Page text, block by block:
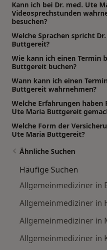
Kann ich bei Dr. med. Ute
Videosprechstunden
besuchen?
Welche Sprachen spricht
Buttgereit?
Wie kann ich einen Termin
Buttgereit buchen?
Wann kann ich einen
Buttgereit wahrnehmen?
Welche Erfahrungen
Ute Maria Buttgereit
Welche Form der
Ute Maria Buttgereit?
Ähnliche Suchen
Häufige Suchen
Allgemeinmediziner in
Allgemeinmediziner in
Allgemeinmediziner in
Allgemeinmediziner in